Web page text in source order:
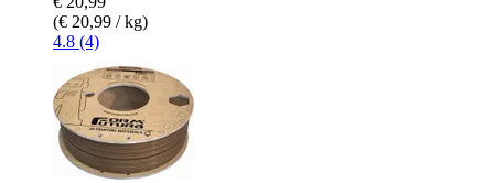
(€ 20,99 / kg)
4.8 (4)